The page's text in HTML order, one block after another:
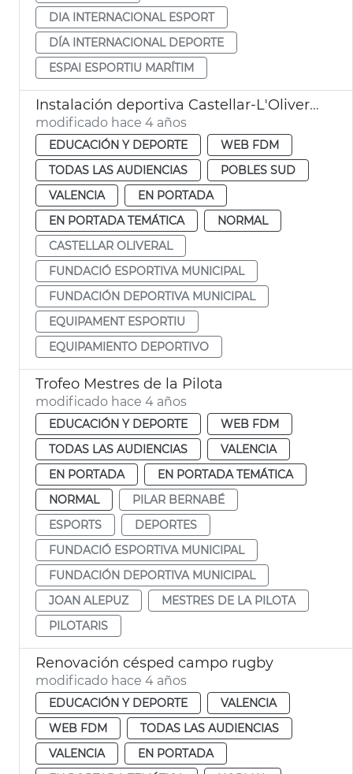
DIA INTERNACIONAL ESPORT
DÍA INTERNACIONAL DEPORTE
ESPAI ESPORTIU MARÍTIM
Instalación deportiva Castellar-L'Oliveral
modificado hace 4 años
EDUCACIÓN Y DEPORTE
WEB FDM
TODAS LAS AUDIENCIAS
POBLES SUD
VALENCIA
EN PORTADA
EN PORTADA TEMÁTICA
NORMAL
CASTELLAR OLIVERAL
FUNDACIÓ ESPORTIVA MUNICIPAL
FUNDACIÓN DEPORTIVA MUNICIPAL
EQUIPAMENT ESPORTIU
EQUIPAMIENTO DEPORTIVO
Trofeo Mestres de la Pilota
modificado hace 4 años
EDUCACIÓN Y DEPORTE
WEB FDM
TODAS LAS AUDIENCIAS
VALENCIA
EN PORTADA
EN PORTADA TEMÁTICA
NORMAL
PILAR BERNABÉ
ESPORTS
DEPORTES
FUNDACIÓ ESPORTIVA MUNICIPAL
FUNDACIÓN DEPORTIVA MUNICIPAL
JOAN ALEPUZ
MESTRES DE LA PILOTA
PILOTARIS
Renovación césped campo rugby
modificado hace 4 años
EDUCACIÓN Y DEPORTE
VALENCIA
WEB FDM
TODAS LAS AUDIENCIAS
VALENCIA
EN PORTADA